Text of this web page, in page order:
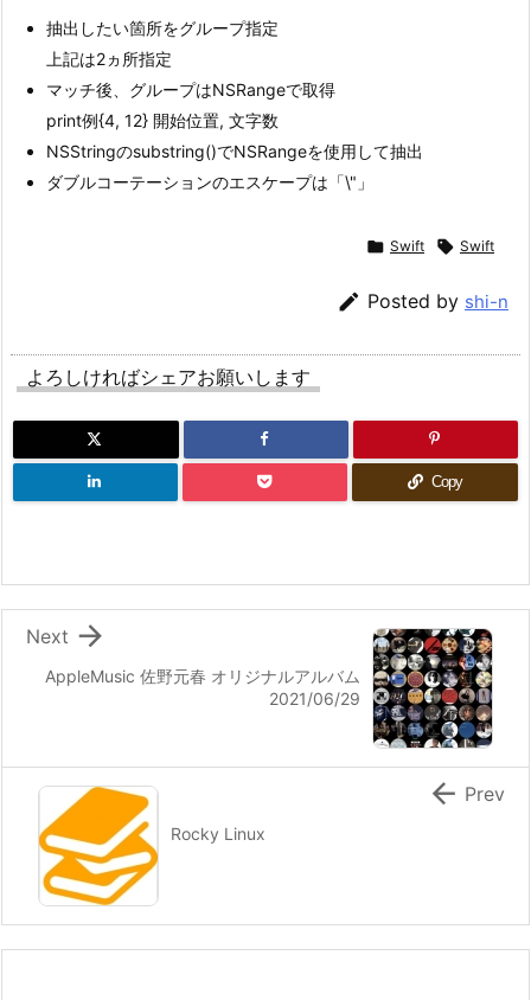
抽出したい箇所をグループ指定
上記は2ヵ所指定
マッチ後、グループはNSRangeで取得
print例{4, 12} 開始位置, 文字数
NSStringのsubstring()でNSRangeを使用して抽出
ダブルコーテーションのエスケープは「\"」
 Swift  Swift
 Posted by shi-n
よろしければシェアお願いします
Copy
AppleMusic 佐野元春 オリジナルアルバム
2021/06/29

Next
Rocky Linux
 Prev